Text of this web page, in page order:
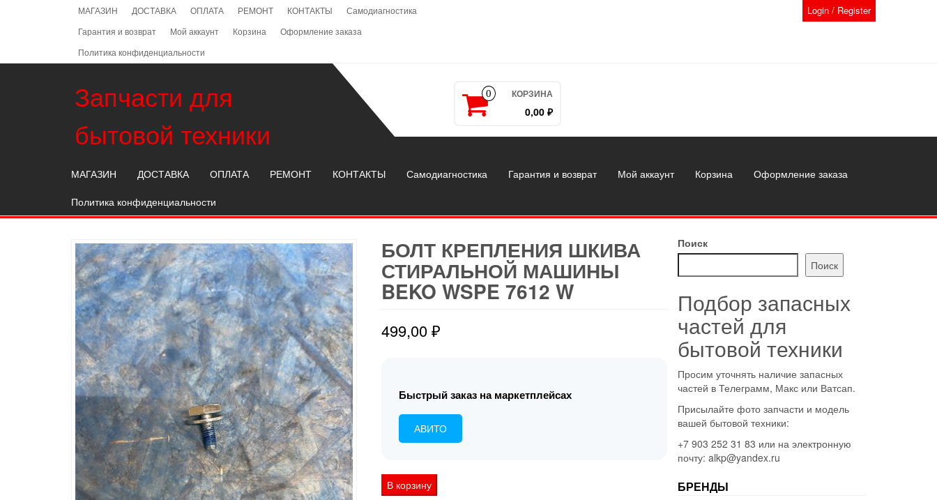
МАГАЗИН ДОСТАВКА ОПЛАТА РЕМОНТ КОНТАКТЫ
Самодиагностика
Гарантия и возврат
Мой аккаунт Корзина
Оформление заказа
Политика конфиденциальности
Login / Register
Запчасти для
бытовой техники
0 КОРЗИНА
0,00 ₽
МАГАЗИН ДОСТАВКА ОПЛАТА РЕМОНТ КОНТАКТЫ Самодиагностика Гарантия и возврат Мой аккаунт Корзина
Оформление заказа
Политика конфиденциальности
БОЛТ КРЕПЛЕНИЯ ШКИВА
СТИРАЛЬНОЙ МАШИНЫ
BEKO WSPE 7612 W
499,00₽
Быстрый заказ на маркетплейсах
АВИТО
Количество
В корзину
Поиск
Поиск
Подбор запасных
частей для
бытовой техники
Просим уточнять наличие запасных
частей в Телеграмм, Макс или Ватсап.
Присылайте фото запчасти и модель
вашей бытовой техники:
+7 903 252 31 83 или на электронную
почту: alkp@yandex.ru
БРЕНДЫ